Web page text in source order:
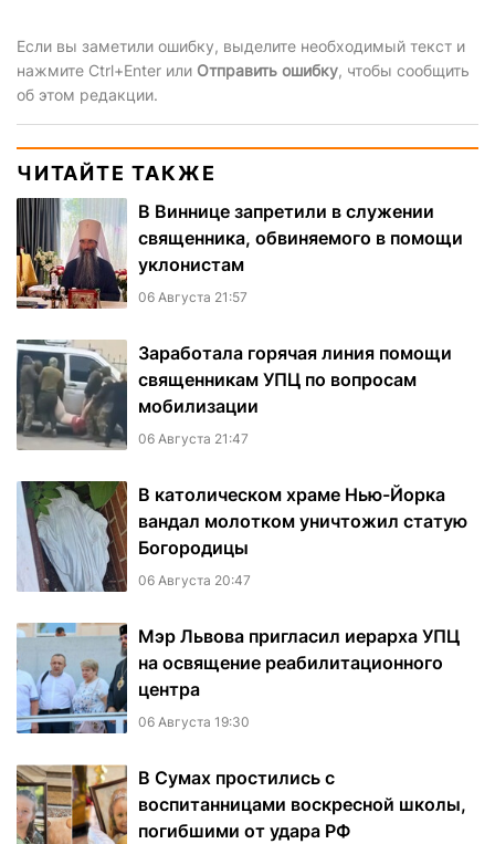
Если вы заметили ошибку, выделите необходимый текст и
нажмите Ctrl+Enter или Отправить ошибку, чтобы сообщить
об этом редакции.
ЧИТАЙТЕ ТАКЖЕ
В Виннице запретили в служении
священника, обвиняемого в помощи
уклонистам
06 Августа 21:57
Заработала горячая линия помощи
священникам УПЦ по вопросам
мобилизации
06 Августа 21:47
В католическом храме Нью-Йорка
вандал молотком уничтожил статую
Богородицы
06 Августа 20:47
Мэр Львова пригласил иерарха УПЦ
на освящение реабилитационного
центра
06 Августа 19:30
В Сумах простились с
воспитанницами воскресной школы,
погибшими от удара РФ